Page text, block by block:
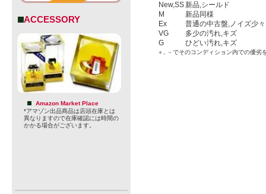
ACCESSORY
Amazon Market Place
*アマゾン出品商品は店頭在庫とは
異なりますので在庫確認には時間の
かかる場合がございます。
New,SS新品,シールド
M
新品同様
Ex
普通の中古盤,ノイズ少々
VG
多少の汚れ,キズ
G
ひどい汚れ,キズ
＋, －でそのコンディション内での優劣